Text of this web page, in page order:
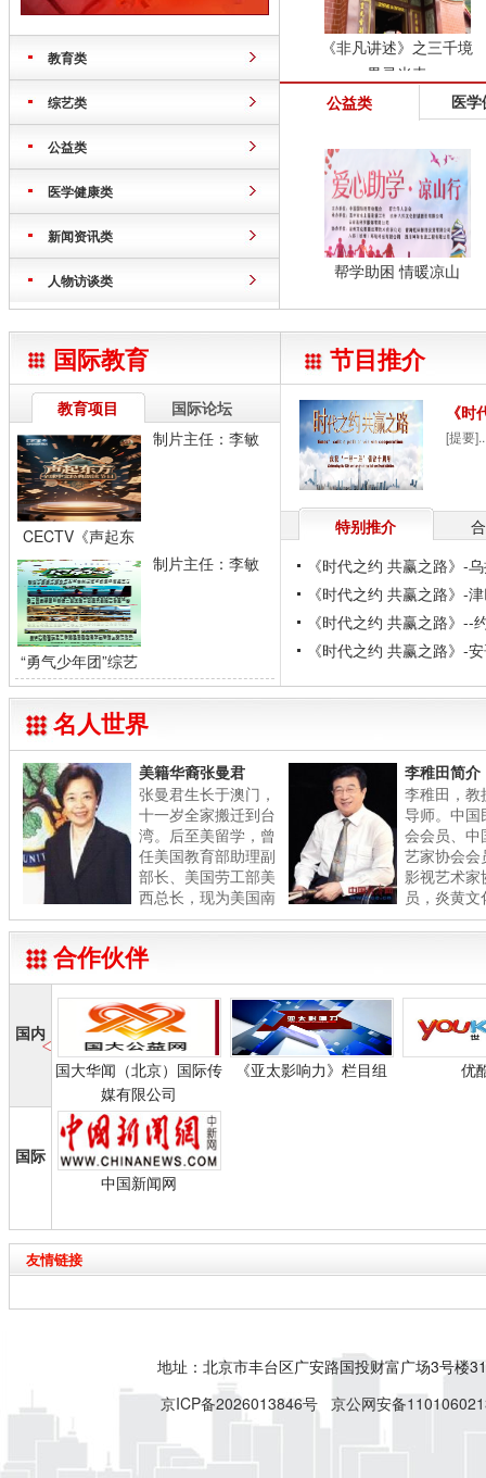
教育类
综艺类
公益类
医学健康类
新闻资讯类
人物访谈类
《非凡讲述》之三千境
界灵光寺
公益类
医
帮学助困 情暖凉山
国际教育 节目推介
教育项目 国际论坛
CECTV《声起东
方》全球中文经典
朗
制片主任：李敏
“勇气少年团”综艺
节目开始选拨啦
制片主任：李敏
2025“校园星主
播”国际展演（韩国
2025“校园星主
之桥2025“校园星
主播”国际展演
（韩国...
美国迈阿密大学访
问学者项目
访问学者 访问学
者旨在促进教育、
艺术、商业和科学
领域内人员的知识
和技术交流。参加
者包括赴高...
《
[提要
特别推介
《时代之约 共赢之路》-
《时代之约 共赢之路》-
《时代之约 共赢之路》--
《时代之约 共赢之路》-
名人世界
美籍华裔张曼君
张曼君生长于澳门，
十一岁全家搬迁到台
湾。后至美留学，曾
任美国教育部助理副
部长、美国劳工部美
西总长，现为美国南
加州大学教授.
李稚田简介
李稚田，教
导师。中国
会会员、中国
艺家协会会员
影视艺术家协
员，炎黄文化
理事、中国少
文物保护协会
张华敏《中国古典诗词歌曲影音集》新闻
中国国际教育电视台
2012年6月1日报道
张华敏女士接受采访
中国国际教育电视台
副台长陈绍建（右
一）、全国工商联副
主席李路（左二）和
张华敏女士颁奖合影
5月31日，由中宣
部、文化部指导，中
国唱片总公司、中国
国际教育电视台...
诗蓝简介
诗蓝生于北京
年旅居欧亚各
毕业于伦敦
丁美术与设计
术系。持巴黎
学哲学硕士
合作伙伴
国内
国际
国大华闻（北京）国际传
媒有限公司
《亚太影响力》栏目组 优
中国新闻网
友情链接
地址：北京市丰台区广安路国投财富广场3号楼
京ICP备2026013846号
京公网安备